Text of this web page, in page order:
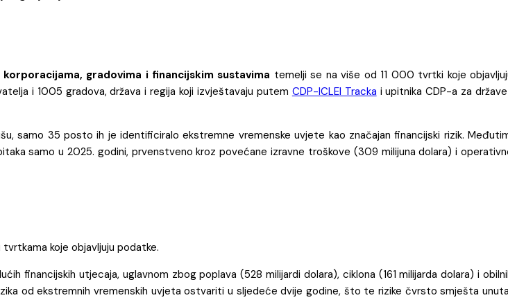
gradovima i financijskim sustavima temelji se na više od 11 000 tvrtki koje
i 1005 gradova, država i regija koji izvještavaju putem CDP-ICLEI Tracka i upitnika CDP-a za
samo 35 posto ih je identificiralo ekstremne vremenske uvjete kao značajan financijski rizik.
samo u 2025. godini, prvenstveno kroz povećane izravne troškove (309 milijuna dolara) i
koje objavljuju podatke.
financijskih utjecaja, uglavnom zbog poplava (528 milijardi dolara), ciklona (161 milijarda dolara) i
od ekstremnih vremenskih uvjeta ostvariti u sljedeće dvije godine, što te rizike čvrsto smješta